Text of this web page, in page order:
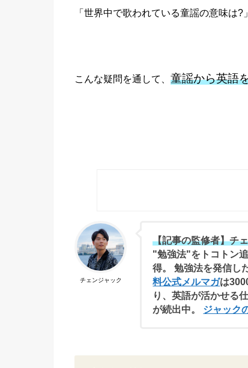
「世界中で歌われている童謡の意味は?」
こんな疑問を通して、 童謡から英語
チェンジャック
【記事の監修者】チ
"勉強法"をトコトン
得。 勉強法を発信し
料公式メルマガは
り、英語が活かせる
が続出中。 ジャック